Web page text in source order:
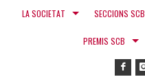
LA SOCIETAT SECCIONS SCB
PREMIS SCB